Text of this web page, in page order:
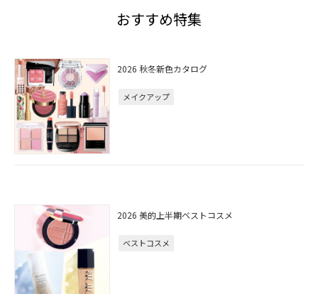
おすすめ特集
2026 秋冬新色カタログ
メイクアップ
2026 美的上半期ベストコスメ
ベストコスメ